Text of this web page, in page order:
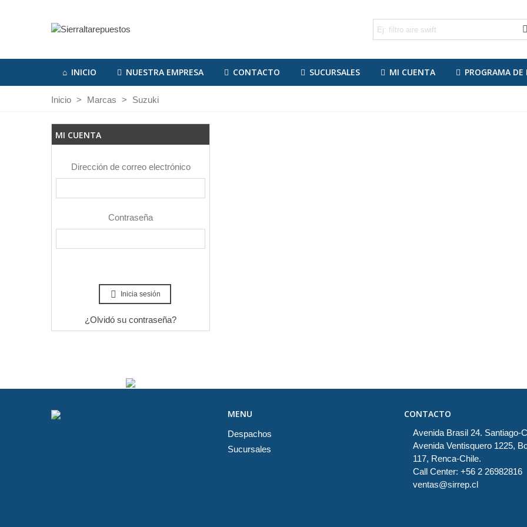
INICIO NUESTRA EMPRESA CONTACTO SUCURSALES MI CUENTA PROGRAMA DE
Inicio > Marcas > Suzuki
MI CUENTA
Dirección de correo electrónico
Contraseña
Inicia sesión
¿Olvidó su contraseña?
MENU
Despachos
Sucursales
CONTACTO
Avenida Brasil 24. Santiago-
Avenida Ventisquero 1225,
117, Renca-Chile.
Call Center: +56 2 26982816
ventas@sirrep.cl